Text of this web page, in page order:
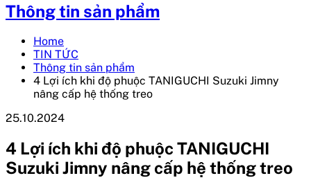
Thông tin sản phẩm
Home
TIN TỨC
Thông tin sản phẩm
4 Lợi ích khi độ phuộc TANIGUCHI Suzuki Jimny
nâng cấp hệ thống treo
25.10.2024
4 Lợi ích khi độ phuộc TANIGUCHI
Suzuki Jimny nâng cấp hệ thống treo